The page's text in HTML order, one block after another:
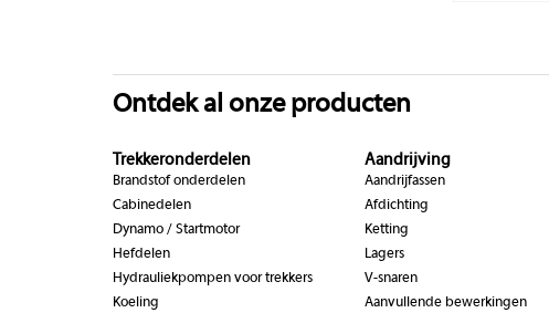
Ontdek al onze producten
Trekkeronderdelen
Brandstof onderdelen
Cabinedelen
Dynamo / Startmotor
Hefdelen
Hydrauliekpompen voor trekkers
Koeling
Aandrijving
Aandrijfassen
Afdichting
Ketting
Lagers
V-snaren
Aanvullende bewerkingen